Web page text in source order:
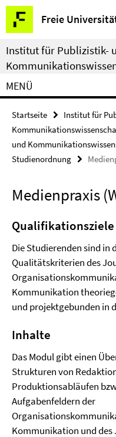
Springe
direkt
zu
Inhalt
Freie
Service-
Navigation
Institut für Publizistik-
MENÜ
Startseite
Institut für
und
Studienordnung
Medienpraxis
Qualifikationsziele
Die Studierenden sind in
Qualitätskriterien des
Kommunikation
und projektgebunden in
Inhalte
Das Modul gibt einen
Strukturen von
Produktionsabläufen
Aufgabenfeldern der
Kommunikation und des